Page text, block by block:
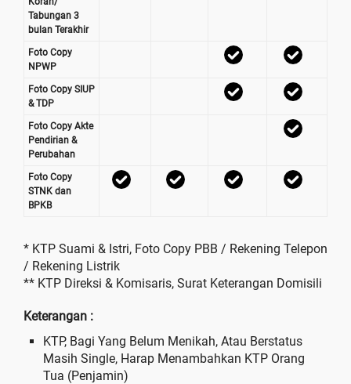
Tabungan 3
bulan Terakhir
Foto Copy
NPWP
Foto Copy SIUP
& TDP
Foto Copy Akte
Pendirian &
Perubahan
Foto Copy
STNK dan
BPKB
* KTP Suami & Istri, Foto Copy PBB / Rekening Telepon
/ Rekening Listrik
** KTP Direksi & Komisaris, Surat Keterangan Domisili
Keterangan :
KTP, Bagi Yang Belum Menikah, Atau Berstatus
Masih Single, Harap Menambahkan KTP Orang
Tua (Penjamin)